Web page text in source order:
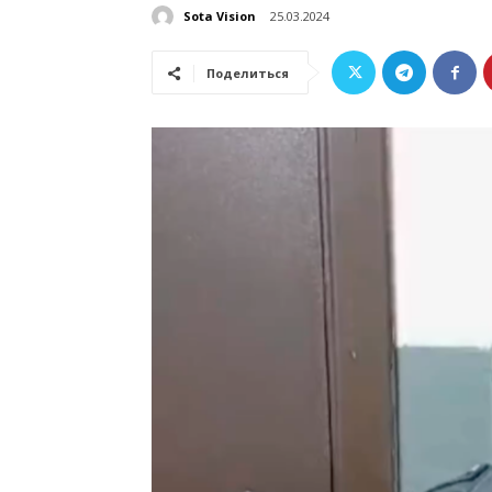
Sota Vision 25.03.2024
Поделиться